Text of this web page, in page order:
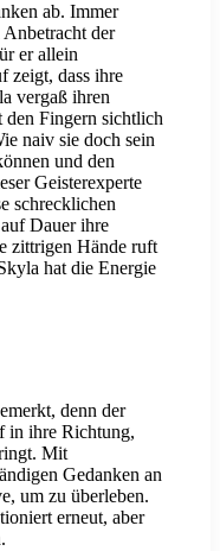
ab. Immer
der
er allein
zeigt, dass ihre
vergaß ihren
Fingern sichtlich
naiv sie doch sein
und den
Geisterexperte
schrecklichen
Dauer ihre
zittrigen Hände ruft
hat die Energie
denn der
in ihre Richtung,
Mit
Gedanken an
um zu überleben.
erneut, aber